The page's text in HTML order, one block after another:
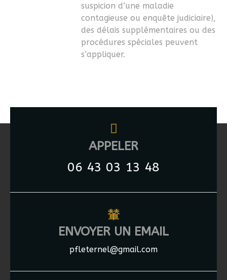
suspicion d’une maladie
contagieuse ou enquête judiciaire),
des délais supplémentaires ou des
procédures spéciales peuvent
s’appliquer.
APPELER
06 43 03 13 48
ENVOYER UN EMAIL
pfleternel@gmail.com